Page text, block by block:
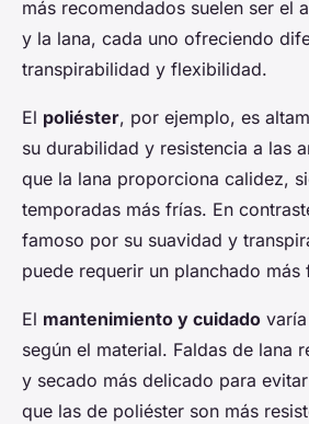
más recomendados suelen ser el
y la lana, cada uno ofreciendo
transpirabilidad y flexibilidad.
El poliéster, por ejemplo, es
su durabilidad y resistencia a las
que la lana proporciona calidez,
temporadas más frías. En
famoso por su suavidad y
puede requerir un planchado más
El mantenimiento y cuidado
según el material. Faldas de lana
y secado más delicado para
que las de poliéster son más